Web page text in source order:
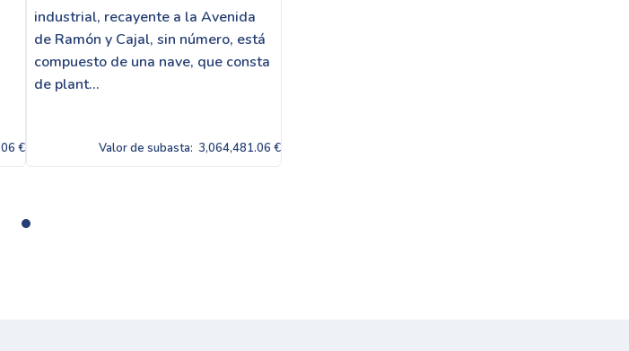
€
industrial, recayente a la Avenida
de Ramón y Cajal, sin número, está
compuesto de una nave, que consta
de plant...
Valor de subasta: 3,064,481.06 €